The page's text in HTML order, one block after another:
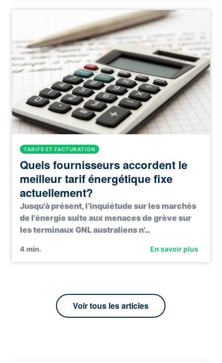
TARIFS ET FACTURATION
Quels fournisseurs accordent le
meilleur tarif énergétique fixe
actuellement?
Jusqu'à présent, l’inquiétude sur les marchés
de l'énergie suite aux menaces de grève sur
les terminaux GNL australiens n'…
4min. En savoir plus
Voir tous les articles